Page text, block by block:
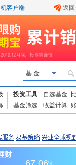
客户端 返
基 金
投资工具 自选基金
基金筛选
收益计算